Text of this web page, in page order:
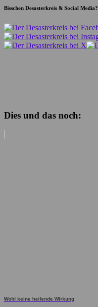
Bisschen Desasterkreis & Social Media?
Dies und das noch:
Wohl keine heilende Wirkung